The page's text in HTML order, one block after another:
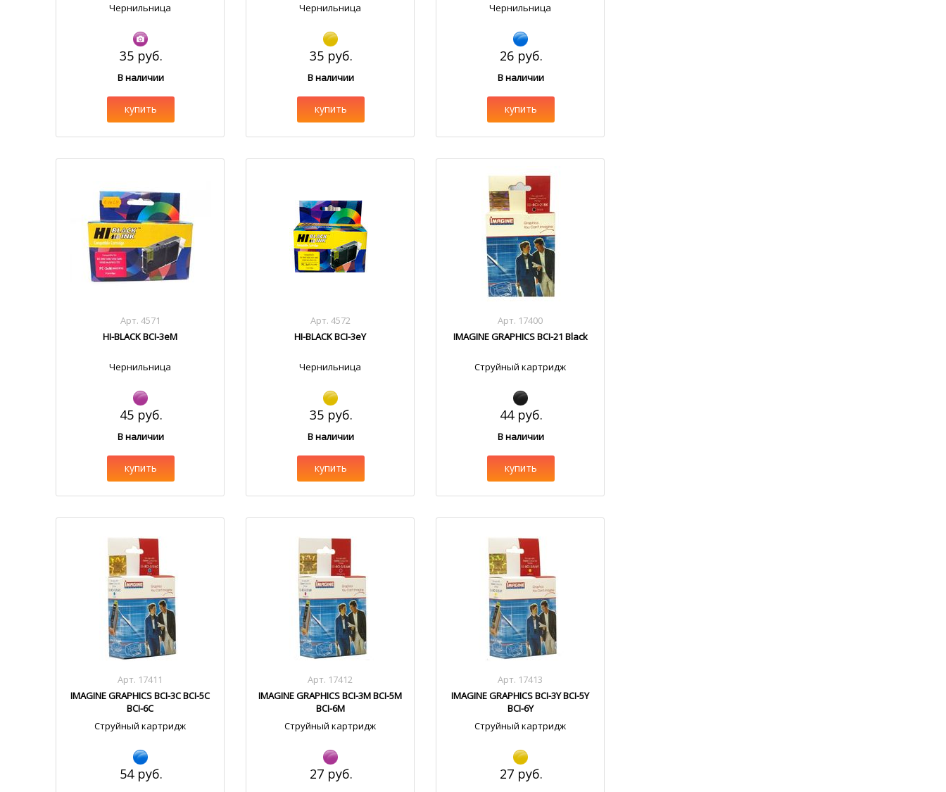
Чернильница
35 руб.
В наличии
купить
Чернильница
35 руб.
В наличии
купить
Чернильница
26 руб.
В наличии
купить
Арт. 4571
HI-BLACK BCI-3eM
Чернильница
45 руб.
В наличии
купить
Арт. 4572
HI-BLACK BCI-3eY
Чернильница
35 руб.
В наличии
купить
Арт. 17400
IMAGINE GRAPHICS BCI-21 Black
Струйный картридж
44 руб.
В наличии
купить
Арт. 17411
IMAGINE GRAPHICS BCI-3C BCI-5C
BCI-6C
Струйный картридж
54 руб.
Арт. 17412
IMAGINE GRAPHICS BCI-3M BCI-5M
BCI-6M
Струйный картридж
27 руб.
Арт. 17413
IMAGINE GRAPHICS BCI-3Y BCI-5Y
BCI-6Y
Струйный картридж
27 руб.